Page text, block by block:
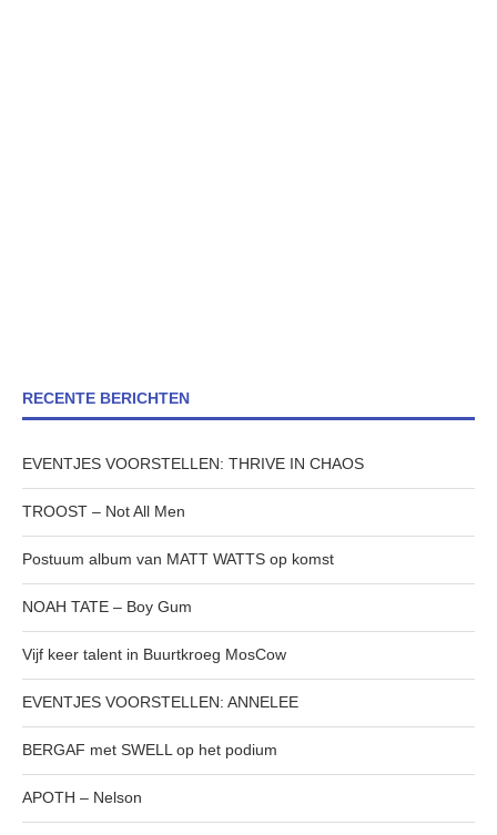
RECENTE BERICHTEN
EVENTJES VOORSTELLEN: THRIVE IN CHAOS
TROOST – Not All Men
Postuum album van MATT WATTS op komst
NOAH TATE – Boy Gum
Vijf keer talent in Buurtkroeg MosCow
EVENTJES VOORSTELLEN: ANNELEE
BERGAF met SWELL op het podium
APOTH – Nelson